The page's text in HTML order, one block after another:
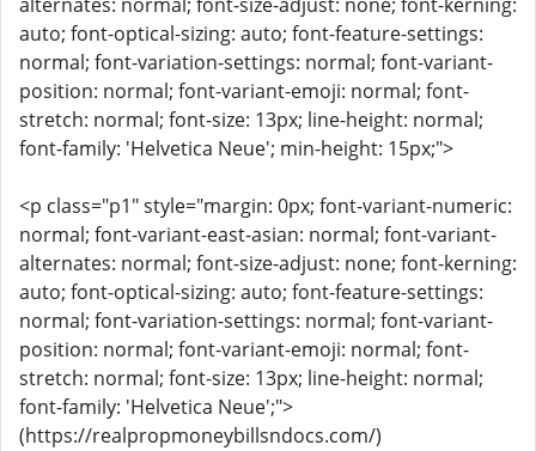
auto; font-optical-sizing: auto; font-feature-settings:
normal; font-variation-settings: normal; font-variant-
position: normal; font-variant-emoji: normal; font-
stretch: normal; font-size: 13px; line-height: normal;
font-family: 'Helvetica Neue'; min-height: 15px;">
<p class="p1" style="margin: 0px; font-variant-numeric:
normal; font-variant-east-asian: normal; font-variant-
alternates: normal; font-size-adjust: none; font-kerning:
auto; font-optical-sizing: auto; font-feature-settings:
normal; font-variation-settings: normal; font-variant-
position: normal; font-variant-emoji: normal; font-
stretch: normal; font-size: 13px; line-height: normal;
font-family: 'Helvetica Neue';">
(https://realpropmoneybillsndocs.com/)